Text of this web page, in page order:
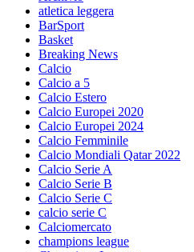
atletica leggera
BarSport
Basket
Breaking News
Calcio
Calcio a 5
Calcio Estero
Calcio Europei 2020
Calcio Europei 2024
Calcio Femminile
Calcio Mondiali Qatar 2022
Calcio Serie A
Calcio Serie B
Calcio Serie C
calcio serie C
Calciomercato
champions league